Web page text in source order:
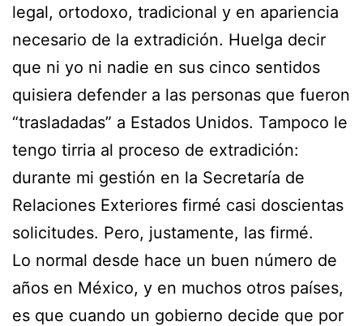
legal, ortodoxo, tradicional y en apariencia
necesario de la extradición. Huelga decir
que ni yo ni nadie en sus cinco sentidos
quisiera defender a las personas que fueron
“trasladadas” a Estados Unidos. Tampoco le
tengo tirria al proceso de extradición:
durante mi gestión en la Secretaría de
Relaciones Exteriores firmé casi doscientas
solicitudes. Pero, justamente, las firmé.
Lo normal desde hace un buen número de
años en México, y en muchos otros países,
es que cuando un gobierno decide que por